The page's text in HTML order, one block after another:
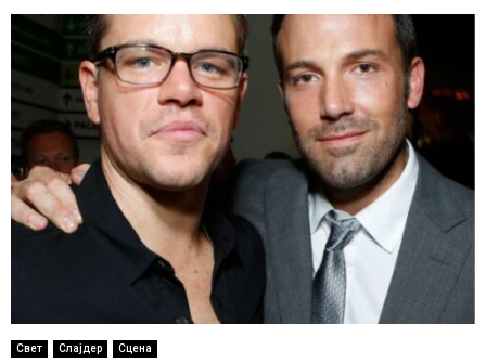
Свет Слајдер Сцена